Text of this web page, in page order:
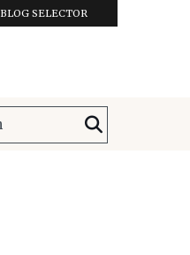
BLOG SELECTOR